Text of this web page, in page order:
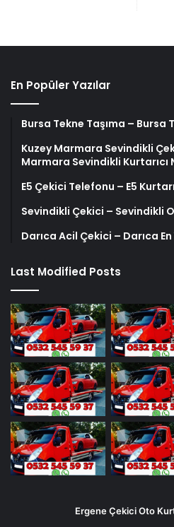
En Popüler Yazılar
Bursa Tekne Taşıma – Bursa
Kuzey Marmara Sevindikli
Marmara Sevindikli Kurtarıcı
E5 Çekici Telefonu – E5
Sevindikli Çekici – Sevindikli
Darıca Acil Çekici – Darıca En
Last Modified Posts
Ergene Çekici Oto